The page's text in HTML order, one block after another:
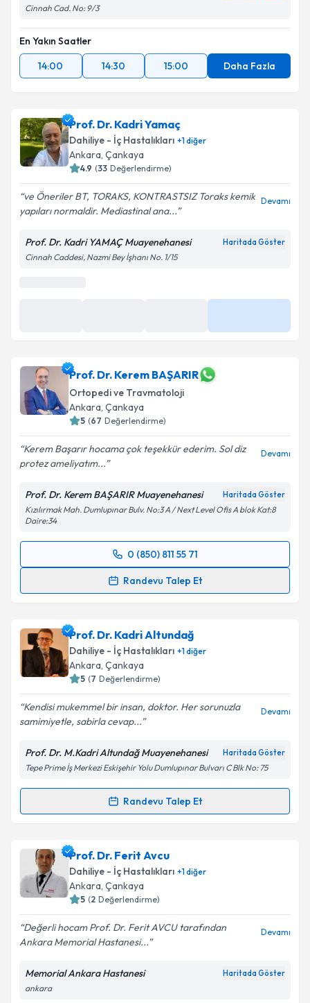
Cinnah Cad. No: 9/3
En Yakın Saatler
14:00
14:30 15:00 Daha Fazla
Prof. Dr. Kadri Yamaç
Dahiliye - İç Hastalıkları +1diğer
Ankara, Çankaya
4.9 (33 Değerlendirme)
ve Öneriler BT, TORAKS, KONTRASTSIZ Toraks kemik
yapıları normaldir. Mediastinal ana...
Devamı
Prof. Dr. Kadri YAMAÇ Muayenehanesi Haritada Göster
Cinnah Caddesi, Nazmi Bey İşhanı No. 1/15
Prof. Dr. Kerem BAŞARIR
Ortopedi ve Travmatoloji
Ankara, Çankaya
5 (67 Değerlendirme)
Kerem Başarır hocama çok teşekkür ederim. Sol diz
protez ameliyatım...
Devamı
Prof. Dr. Kerem BAŞARIR Muayenehanesi Haritada Göster
Kızılırmak Mah. Dumlupınar Bulv. No:3 A / Next Level Ofis A blok Kat:8
Daire:34
0 (850) 811 55 71
Randevu Talep Et
Randevu Takvimi Talebi
takvim hazırlandığında e-posta ile bilgilendireceğiz.
E-posta Adresiniz
Kişisel verilerimin işlenmesine ilişkin
kapsamda işlenmesini kabul ediyorum.
Takvim Talebini Gönder
Prof. Dr. Kadri Altundağ
Dahiliye - İç Hastalıkları +1diğer
Ankara, Çankaya
5 (7 Değerlendirme)
Kendisi mukemmel bir insan, doktor. Her sorunuzla
samimiyetle, sabirla cevap...
Devamı
Prof. Dr. M.Kadri Altundağ Muayenehanesi Haritada Göster
Tepe Prime İş Merkezi Eskişehir Yolu Dumlupınar Bulvarı C Blk No: 75
Randevu Talep Et
Randevu Takvimi Talebi
Prof. Dr. Kadri Altundağiçin randevu takvimi talebi
oluşturun. Size bu uzmandan randevu almanız için bir
takvim hazırlandığında e-posta ile bilgilendireceğiz.
Kişisel verilerimin işlenmesine ilişkin
Aydınlatma
Prof. Dr. Ferit Avcu
Dahiliye - İç Hastalıkları +1diğer
Ankara, Çankaya
5 (2 Değerlendirme)
Değerli hocam Prof. Dr. Ferit AVCU tarafından
Ankara Memorial Hastanesi...
Devamı
Memorial Ankara Hastanesi Haritada Göster
ankara